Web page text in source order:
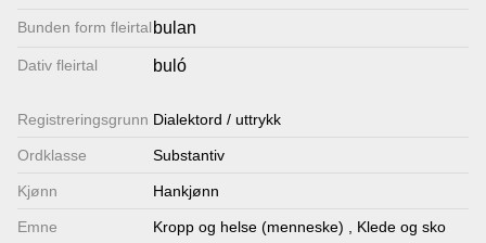
Bunden form fleirtal bulan
Dativ fleirtal buló
Registrerings­grunn Dialektord / uttrykk
Ordklasse Substantiv
Kjønn Hankjønn
Emne Kropp og helse (menneske) Klede og sko